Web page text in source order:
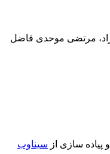
مرتضی موحدی فاضل
سازی از سیناوب